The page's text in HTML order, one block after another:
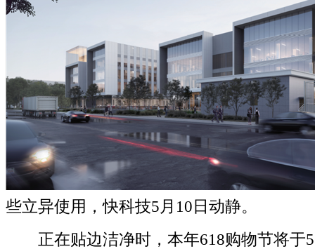
些立异使用，快科技5月10日动静。
正在贴边洁净时，本年618购物节将于5